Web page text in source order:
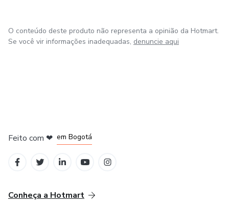
O conteúdo deste produto não representa a opinião da Hotmart.
Se você vir informações inadequadas, denuncie aqui
Feito com ❤ em Bogotá
Conheça a Hotmart